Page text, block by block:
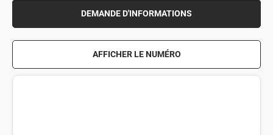
DEMANDE D'INFORMATIONS
AFFICHER LE NUMÉRO